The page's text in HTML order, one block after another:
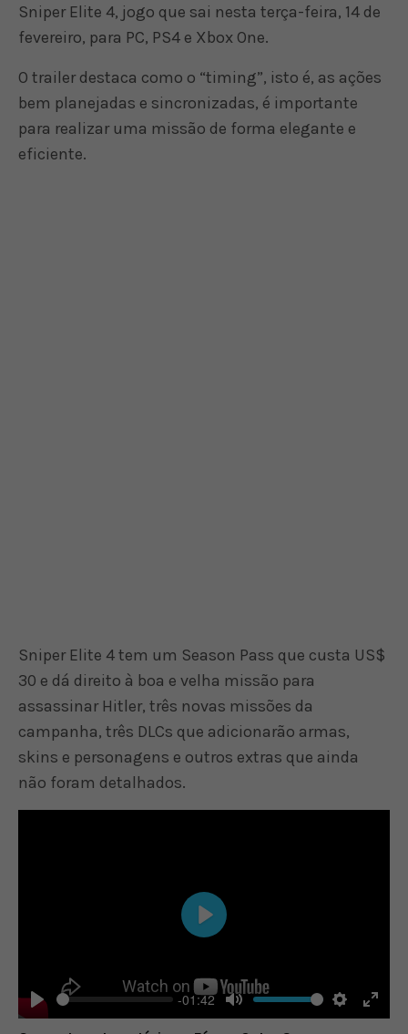
Sniper Elite 4, jogo que sai nesta terça-feira, 14 de
fevereiro, para PC, PS4 e Xbox One.
O trailer destaca como o “timing”, isto é, as ações
bem planejadas e sincronizadas, é importante
para realizar uma missão de forma elegante e
eficiente.
Sniper Elite 4 tem um Season Pass que custa US$
30 e dá direito à boa e velha missão para
assassinar Hitler, três novas missões da
campanha, três DLCs que adicionarão armas,
skins e personagens e outros extras que ainda
não foram detalhados.
Play
-01:42
Mute Settings
Enter
Play